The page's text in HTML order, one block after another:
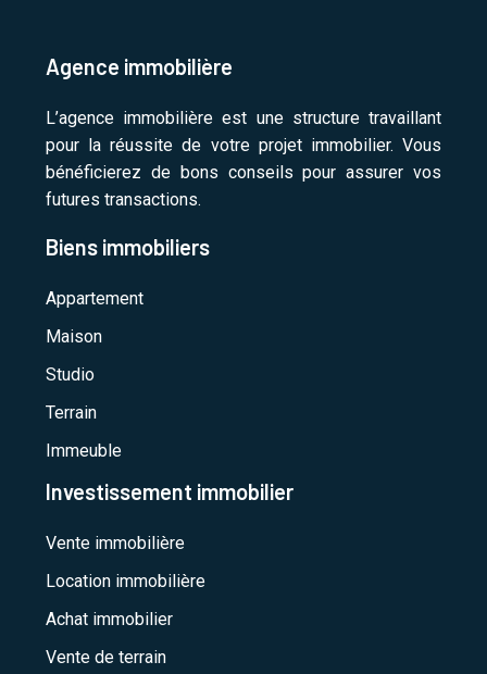
Agence immobilière
L’agence immobilière est une structure travaillant
pour la réussite de votre projet immobilier. Vous
bénéficierez de bons conseils pour assurer vos
futures transactions.
Biens immobiliers
Appartement
Maison
Studio
Terrain
Immeuble
Investissement immobilier
Vente immobilière
Location immobilière
Achat immobilier
Vente de terrain